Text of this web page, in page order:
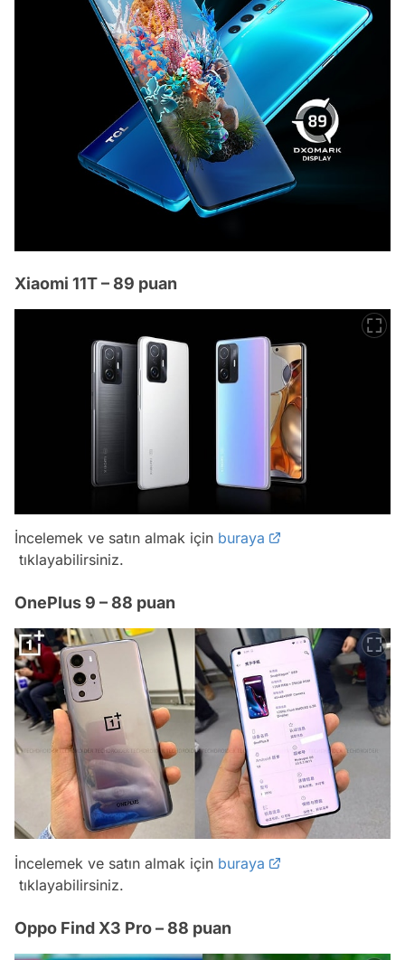
Xiaomi 11T – 89 puan
İncelemek ve satın almak için buraya
tıklayabilirsiniz.
OnePlus 9 – 88 puan
İncelemek ve satın almak için buraya
tıklayabilirsiniz.
Oppo Find X3 Pro – 88 puan